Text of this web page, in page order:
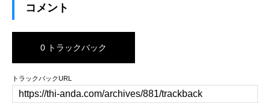
コメント
0 トラックバック
トラックバックURL